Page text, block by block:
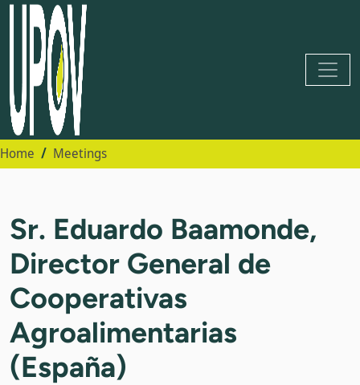
Home Meetings
Sr. Eduardo Baamonde,
Director General de
Cooperativas
Agroalimentarias
(España)